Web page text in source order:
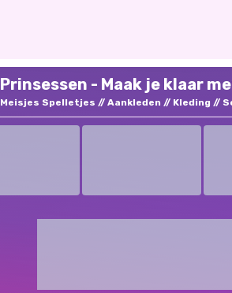
Prinsessen - Maak je klaar
Meisjes Spelletjes Aankleden Kleding